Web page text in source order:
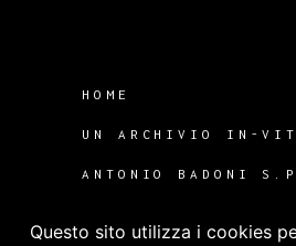
HOME
UN ARCHIVIO IN-
ANTONIO BADONI
Questo sito utilizza i cookies